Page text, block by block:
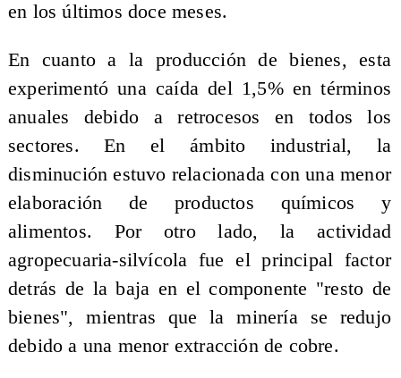
en los últimos doce meses.
En cuanto a la producción de bienes, esta
experimentó una caída del 1,5% en términos
anuales debido a retrocesos en todos los
sectores. En el ámbito industrial, la
disminución estuvo relacionada con una menor
elaboración de productos químicos y
alimentos. Por otro lado, la actividad
agropecuaria-silvícola fue el principal factor
detrás de la baja en el componente "resto de
bienes", mientras que la minería se redujo
debido a una menor extracción de cobre.